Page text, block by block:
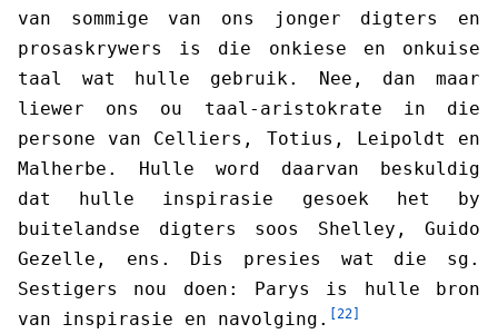
van sommige van ons jonger digters en
prosaskrywers is die onkiese en onkuise
taal wat hulle gebruik. Nee, dan maar
liewer ons ou taal-aristokrate in die
persone van Celliers, Totius, Leipoldt en
Malherbe. Hulle word daarvan beskuldig
dat hulle inspirasie gesoek het by
buitelandse digters soos Shelley, Guido
Gezelle, ens. Dis presies wat die sg.
Sestigers nou doen: Parys is hulle bron
van inspirasie en navolging.
[22]